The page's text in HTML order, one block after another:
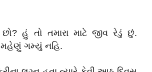
હું તો તમારા માટે જીવ રેડું છું.
ગમ્યું નહિ.